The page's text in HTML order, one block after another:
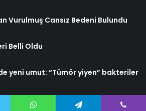
Vurulmuş Cansız Bedeni Bulundu
Belli Oldu
yeni umut: “Tümör yiyen” bakteriler